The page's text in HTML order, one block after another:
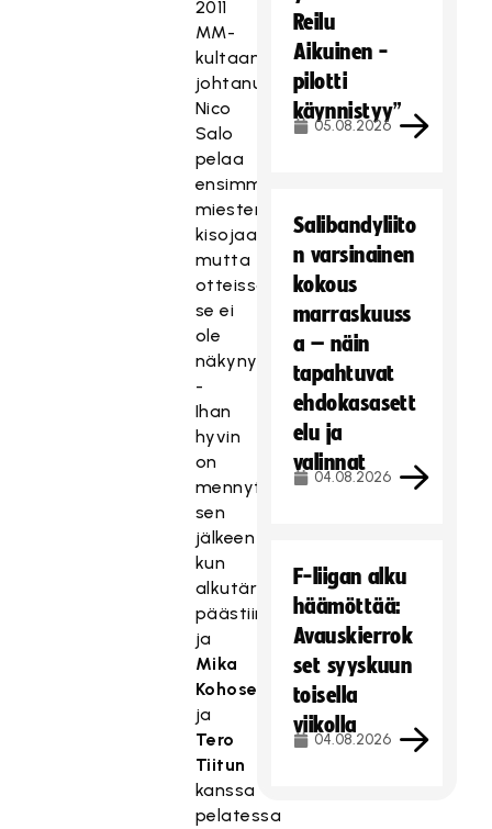
2011
MM-
kultaan
johtanut
Nico
Salo
pelaa
ensimmäisiä
miesten
kisojaan,
mutta
otteissa
se ei
ole
näkynyt.
-
Ihan
hyvin
on
mennyt
sen
jälkeen
kun
alkutärinöistä
päästiin,
ja
Mika
Kohosen
ja
Tero
Tiitun
kanssa
pelatessa
Reilu
Aikuinen -
pilotti
käynnistyy”
05.08.2026
Salibandyliito
n varsinainen
kokous
marraskuuss
a – näin
tapahtuvat
ehdokasasett
elu ja
valinnat
04.08.2026
F-liigan alku
häämöttää:
Avauskierrok
set syyskuun
toisella
viikolla
04.08.2026